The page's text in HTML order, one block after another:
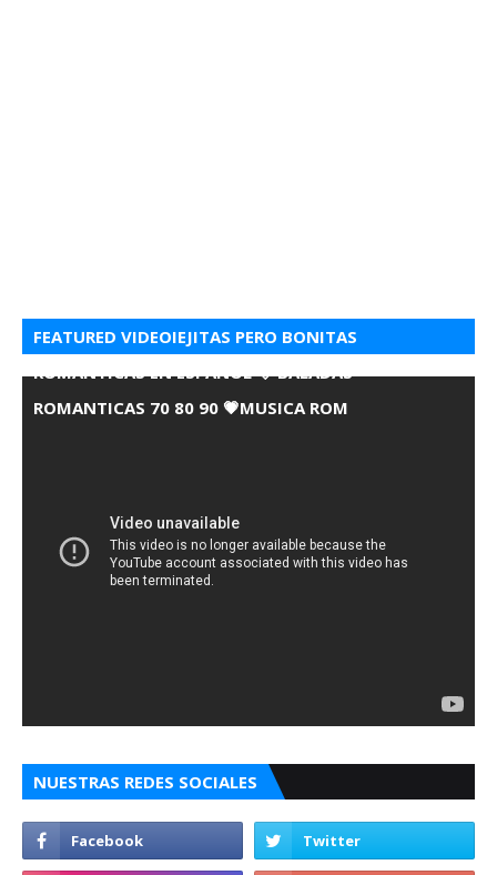
FEATURED VIDEOIEJITAS PERO BONITAS
ROMANTICAS EN ESPANOL 💘 BALADAS
ROMANTICAS 70 80 90 💗MUSICA ROM
NUESTRAS REDES SOCIALES